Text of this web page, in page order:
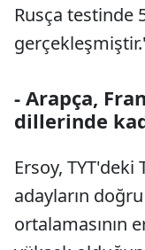
Rusça testinde
- Arapça,
dillerinde
Ersoy, TYT'deki
adayların doğru
ortalamasının